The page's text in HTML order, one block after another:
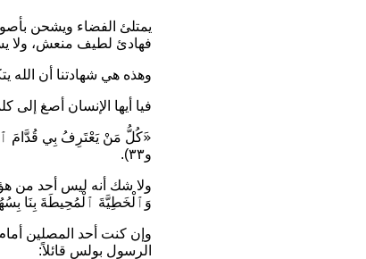
يمتلئ الفضاء ويشحن
فهادئ لطيف منعش، ولا
وهذه هي شهادتنا أن الله
فيا أيها الإنسان أصغ إلى
«َكُلُّ مَنْ يَعْتَرِفُ بِي قُدَّامَ
و٣٣).
ولا شك أنه ليس أحد من
وَٱلْخَطِيَّةَ ٱلْمُحِيطَةَ بِنَا
وإن كنت أحد المصلين
الرسول بولس قائلاً: